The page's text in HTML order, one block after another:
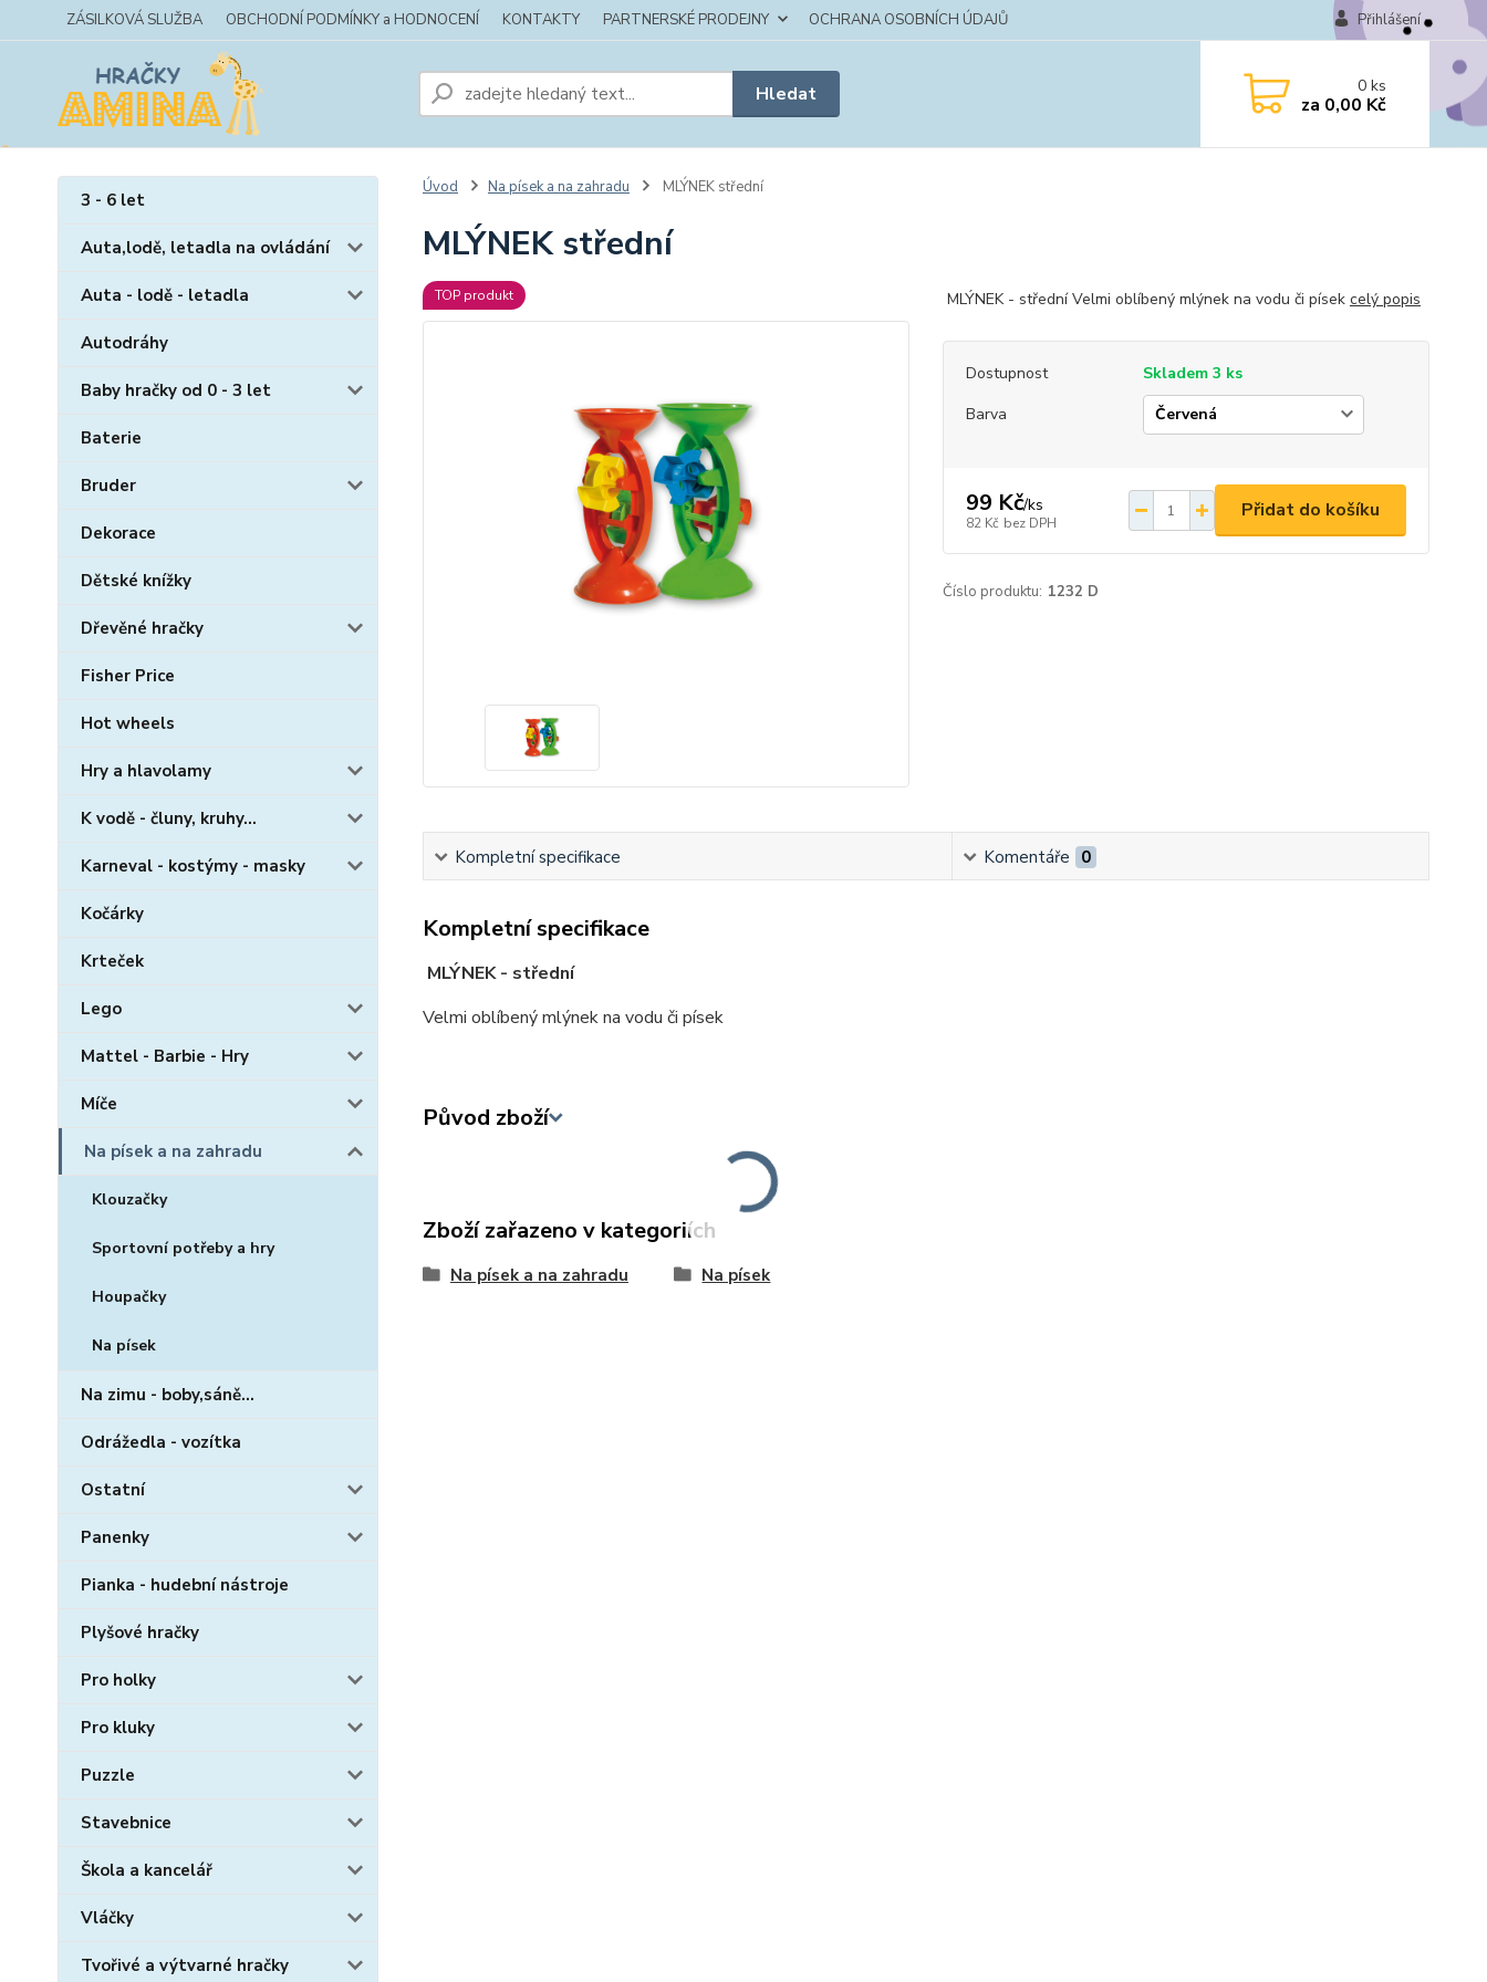
ZÁSILKOVÁ SLUŽBA OBCHODNÍ PODMÍNKY a HODNOCENÍ KONTAKTY PARTNERSKÉ PRODEJNY OCHRANA OSOBNÍCH ÚDAJŮ Přihlášení
Hledat 0ks
za 0,00 Kč
3 - 6 let
Auta,lodě, letadla na ovládání
Auta - lodě - letadla
Autodráhy
Baby hračky od 0 - 3 let
Baterie
Bruder
Dekorace
Dětské knížky
Dřevěné hračky
Fisher Price
Hot wheels
Hry a hlavolamy
K vodě - čluny, kruhy...
Karneval - kostýmy - masky
Kočárky
Krteček
Lego
Mattel - Barbie - Hry
Míče
Na písek a na zahradu
Klouzačky
Sportovní potřeby a hry
Houpačky
Na písek
Na zimu - boby,sáně...
Odrážedla - vozítka
Ostatní
Panenky
Pianka - hudební nástroje
Plyšové hračky
Pro holky
Pro kluky
Puzzle
Stavebnice
Škola a kancelář
Vláčky
Tvořivé a výtvarné hračky
Úvod Na písek a na zahradu MLÝNEK střední
MLÝNEK střední
TOP produkt MLÝNEK - střední Velmi oblíbený mlýnek na vodu či písek celý popis
Dostupnost
Skladem 3 ks
Barva
99 Kč/ks
82 Kč bez DPH
Přidat do košíku
Číslo produktu: 1232 D
Kompletní specifikace Komentáře 0
Kompletní specifikace
MLÝNEK - střední
Velmi oblíbený mlýnek na vodu či písek
Původ zboží
Zboží zařazeno v kategoriích
Na písek a na zahradu Na písek